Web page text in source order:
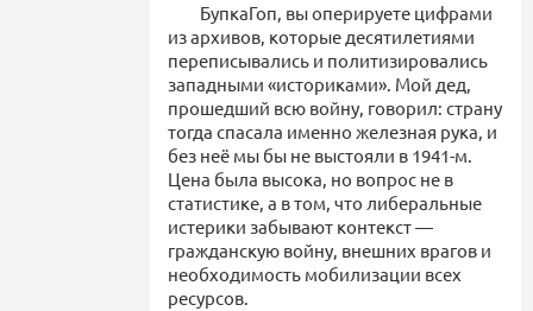
БупкаГоп, вы оперируете цифрами
из архивов, которые десятилетиями
переписывались и политизировались
западными «историками». Мой дед,
прошедший всю войну, говорил: страну
тогда спасала именно железная рука, и
без неё мы бы не выстояли в 1941-м.
Цена была высока, но вопрос не в
статистике, а в том, что либеральные
истерики забывают контекст —
гражданскую войну, внешних врагов и
необходимость мобилизации всех
ресурсов.